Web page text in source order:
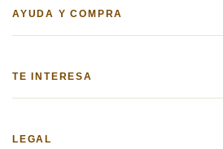
AYUDA Y COMPRA
TE INTERESA
LEGAL